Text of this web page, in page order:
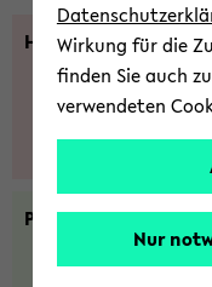
Haupt­sei­te
Pro­jek­te
Wirkung für die
finden Sie auch
verwendeten
Nur